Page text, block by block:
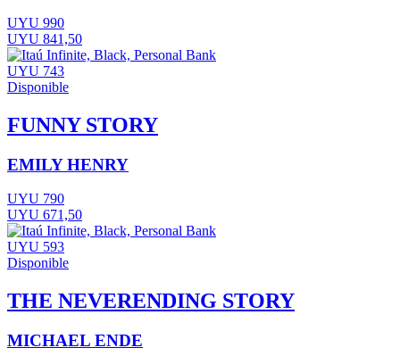
UYU 990
UYU 841,50
UYU 743
Disponible
FUNNY STORY
EMILY HENRY
UYU 790
UYU 671,50
UYU 593
Disponible
THE NEVERENDING STORY
MICHAEL ENDE